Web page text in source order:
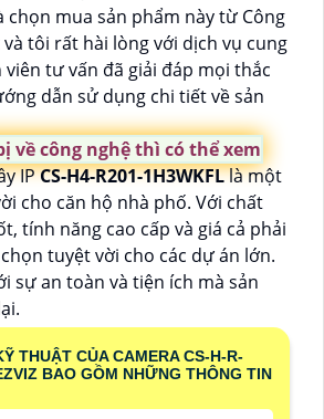
chọn mua sản phẩm này từ Công
tôi rất hài lòng với dịch vụ cung
viên tư vấn đã giải đáp mọi thắc
dẫn sử dụng chi tiết về sản
về công nghệ thì có thể xem
IPCS-H4-R201-1H3WKFLlà một
cho căn hộ nhà phố. Với chất
tính năng cao cấp và giá cả phải
tuyệt vời cho các dự án lớn.
sự an toàn và tiện ích mà sản
THUẬT CỦA CAMERA CS-H-R-
BAO GỒM NHỮNG THÔNG TIN